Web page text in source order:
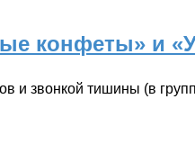
конфеты» и
и звонкой тишины (в